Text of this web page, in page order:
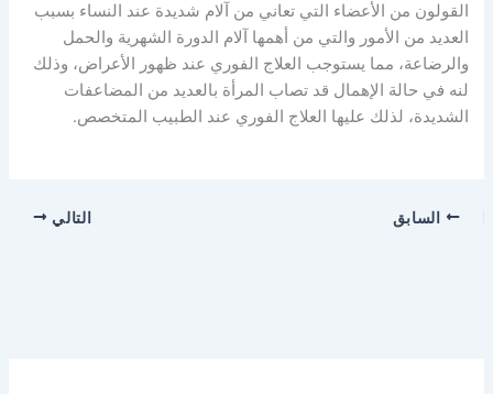
القولون من الأعضاء التي تعاني من آلام شديدة عند النساء بسبب
العديد من الأمور والتي من أهمها آلام الدورة الشهرية والحمل
والرضاعة، مما يستوجب العلاج الفوري عند ظهور الأعراض، وذلك
لنه في حالة الإهمال قد تصاب المرأة بالعديد من المضاعفات
الشديدة، لذلك عليها العلاج الفوري عند الطبيب المتخصص.
السابق التالي